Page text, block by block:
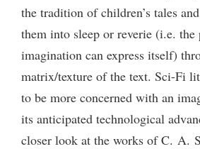
the tradition of children’s tales
them into sleep or reverie (i.e. the
imagination can express itself)
matrix/texture of the text. Sci-Fi
to be more concerned with an
its anticipated technological
closer look at the works of C. A.